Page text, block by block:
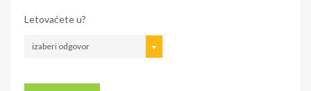
Letovaćete u?
izaberi odgovor